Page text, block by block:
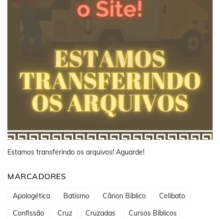
Estamos transferindo os arquivos! Aguarde!
MARCADORES
Apologética Batismo Cânon Bíblico
Celibato
Confissão
Cruz Cruzadas
Cursos Bíblicos